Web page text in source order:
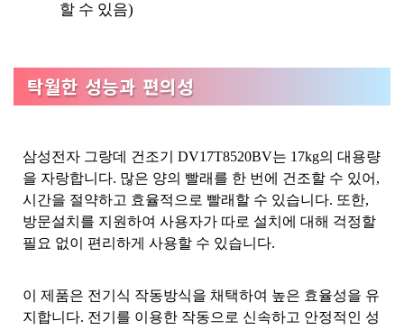
할 수 있음)
탁월한 성능과 편의성
삼성전자 그랑데 건조기 DV17T8520BV는 17kg의 대용량
을 자랑합니다. 많은 양의 빨래를 한 번에 건조할 수 있어,
시간을 절약하고 효율적으로 빨래할 수 있습니다. 또한,
방문설치를 지원하여 사용자가 따로 설치에 대해 걱정할
필요 없이 편리하게 사용할 수 있습니다.
이 제품은 전기식 작동방식을 채택하여 높은 효율성을 유
지합니다. 전기를 이용한 작동으로 신속하고 안정적인 성